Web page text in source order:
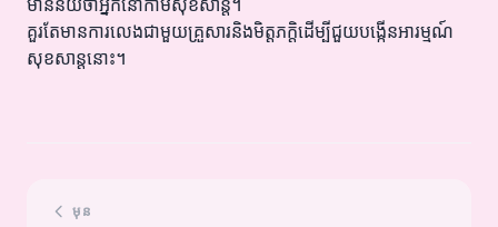
គួរតែមានការលេងជាមួយគ្រួសារនិងមិត្តភក្តិដើម្បីជួយបង្កើនអារម្មណ៍
សុខសាន្តនោះ។
មុន